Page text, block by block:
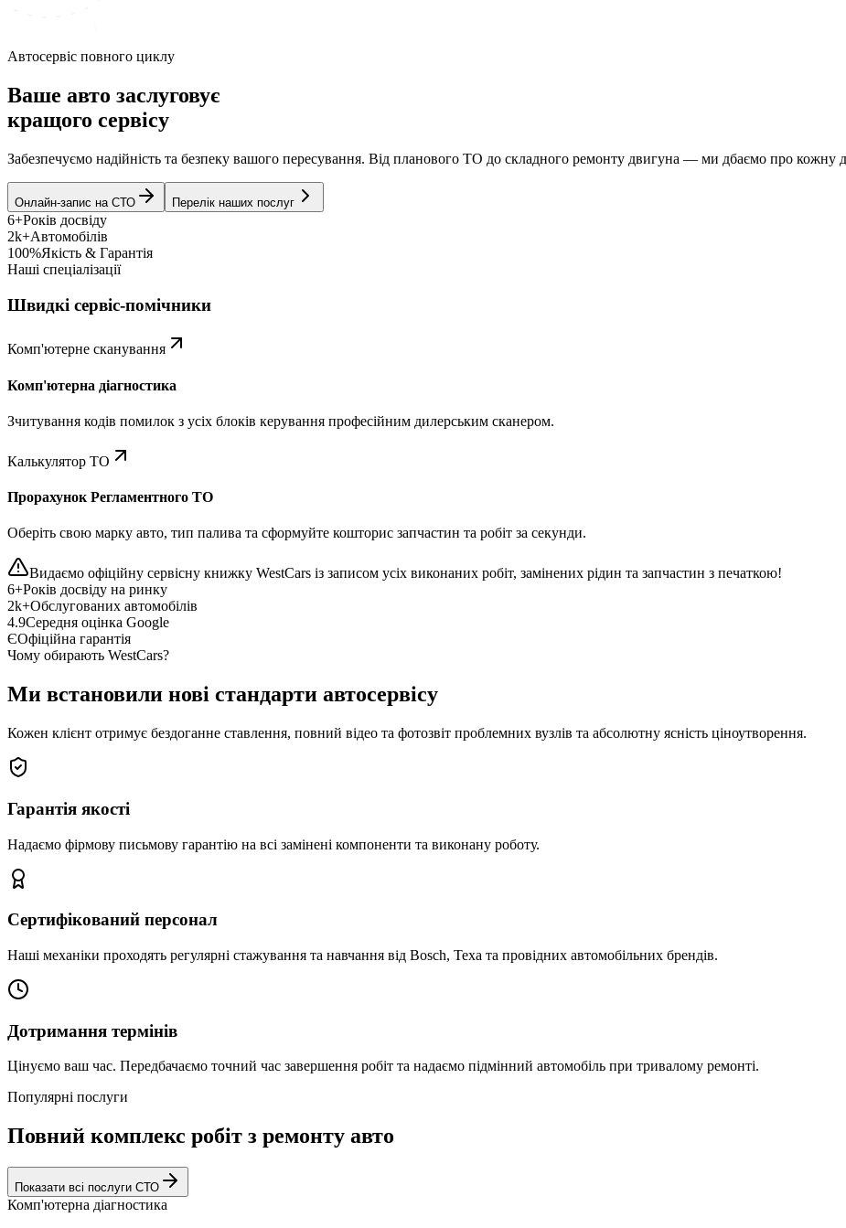
Автосервіс повного циклу
Ваше авто заслуговує
кращого сервісу
Забезпечуємо надійність та безпеку вашого пересування. Від планового ТО до складного ремонту двигуна — ми дбаємо про кожну
Онлайн-запис на СТО Перелік наших послуг
6+Років досвіду
2k+Автомобілів
100%Якість & Гарантія
Наші спеціалізації
Швидкі сервіс-помічники
Комп'ютерне сканування
Комп'ютерна діагностика
Зчитування кодів помилок з усіх блоків керування професійним дилерським сканером.
Калькулятор ТО
Прорахунок Регламентного ТО
Оберіть свою марку авто, тип палива та сформуйте кошторис запчастин та робіт за секунди.
Видаємо офіційну сервісну книжку WestCars із записом усіх виконаних робіт, замінених рідин та запчастин з печаткою!
6+Років досвіду на ринку
2k+Обслугованих автомобілів
4.9Середня оцінка Google
ЄОфіційна гарантія
Чому обирають WestCars?
Ми встановили нові стандарти автосервісу
Кожен клієнт отримує бездоганне ставлення, повний відео та фотозвіт проблемних вузлів та абсолютну ясність ціноутворення.
Гарантія якості
Надаємо фірмову письмову гарантію на всі замінені компоненти та виконану роботу.
Сертифікований персонал
Наші механіки проходять регулярні стажування та навчання від Bosch, Texa та провідних автомобільних брендів.
Дотримання термінів
Цінуємо ваш час. Передбачаємо точний час завершення робіт та надаємо підмінний автомобіль при тривалому ремонті.
Популярні послуги
Повний комплекс робіт з ремонту авто
Показати всі послуги СТО
Комп'ютерна діагностика